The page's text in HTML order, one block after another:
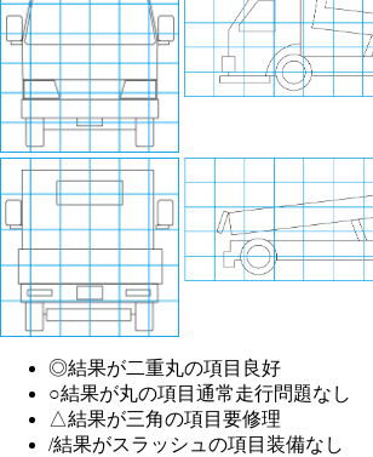
◎結果が二重丸の項目 良好
○結果が丸の項目 通常走行問題なし
△結果が三角の項目 要修理
/結果がスラッシュの項目 装備なし